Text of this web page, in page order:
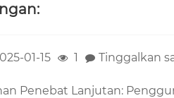
01-15 1 Tinggalkan
Penebat Lanjutan: